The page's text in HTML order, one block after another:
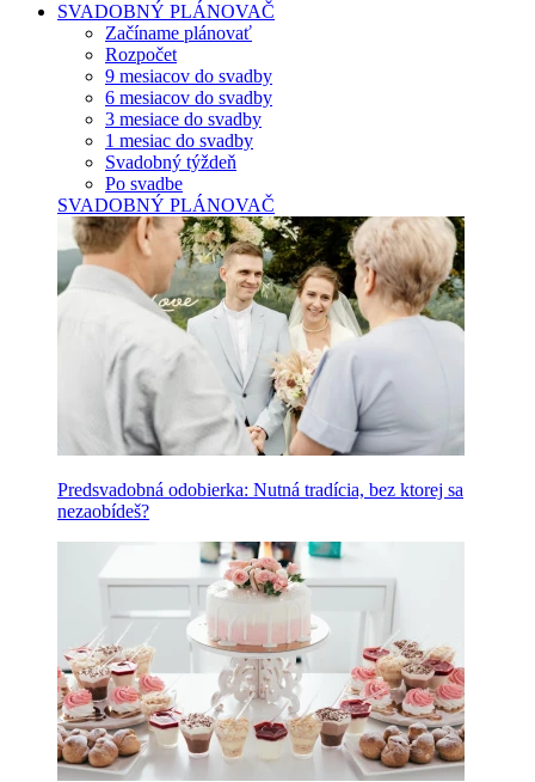
SVADOBNÝ PLÁNOVAČ
Začíname plánovať
Rozpočet
9 mesiacov do svadby
6 mesiacov do svadby
3 mesiace do svadby
1 mesiac do svadby
Svadobný týždeň
Po svadbe
SVADOBNÝ PLÁNOVAČ
Predsvadobná odobierka: Nutná tradícia, bez ktorej sa
nezaobídeš?